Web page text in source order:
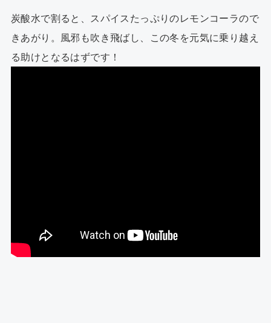
炭酸水で割ると、スパイスたっぷりのレモンコーラので
きあがり。風邪も吹き飛ばし、この冬を元気に乗り越え
る助けとなるはずです！